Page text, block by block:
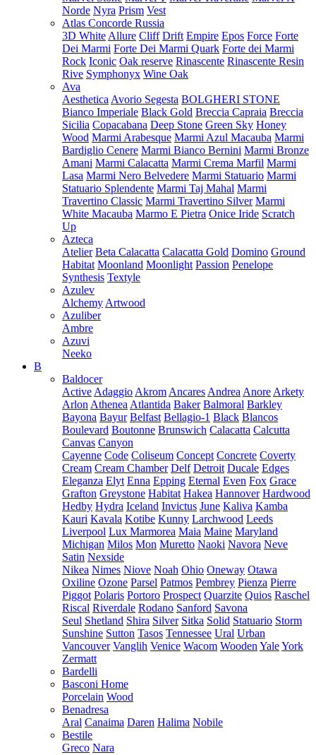
Norde Nyra Prism Vest
Atlas Concorde Russia
3D White Allure Cliff Drift Empire Epos Force Forte
Dei Marmi Forte Dei Marmi Quark Forte dei Marmi
Rock Iconic Oak reserve Rinascente Rinascente Resin
Rive Symphonyx Wine Oak
Ava
Aesthetica Avorio Segesta BOLGHERI STONE
Bianco Imperiale Black Gold Breccia Capraia Breccia
Sicilia Copacabana Deep Stone Green Sky Honey
Wood Marmi Arabesque Marmi Azul Macauba Marmi
Bardiglio Cenere Marmi Bianco Bernini Marmi Bronze
Amani Marmi Calacatta Marmi Crema Marfil Marmi
Lasa Marmi Nero Belvedere Marmi Statuario Marmi
Statuario Splendente Marmi Taj Mahal Marmi
Travertino Classic Marmi Travertino Silver Marmi
White Macauba Marmo E Pietra Onice Iride Scratch
Up
Azteca
Atelier Beta Calacatta Calacatta Gold Domino Ground
Habitat Moonland Moonlight Passion Penelope
Synthesis Textyle
Azulev
Alchemy Artwood
Azuliber
Ambre
Azuvi
Neeko
B
Baldocer
Active Adaggio Akrom Ancares Andrea Anore Arkety
Arlon Athenea Atlantida Baker Balmoral Barkley
Bayona Bayur Belfast Bellagio-1 Black Blancos
Boulevard Boutonne Brunswich Calacatta Calcutta
Canvas Canyon
Cayenne Code Coliseum Concept Concrete Coverty
Cream Cream Chamber Delf Detroit Ducale Edges
Eleganza Elyt Enna Epping Eternal Even Fox Grace
Grafton Greystone Habitat Hakea Hannover Hardwood
Hedby Hydra Iceland Invictus June Kaliva Kamba
Kauri Kavala Kotibe Kunny Larchwood Leeds
Liverpool Lux Marmorea Maia Maine Maryland
Michigan Milos Mon Muretto Naoki Navora Neve
Satin Nexside
Nikea Nimes Niove Noah Ohio Oneway Otawa
Oxiline Ozone Parsel Patmos Pembrey Pienza Pierre
Piggot Polaris Portoro Prospect Quarzite Quios Raschel
Riscal Riverdale Rodano Sanford Savona
Seul Shetland Shira Silver Sitka Solid Statuario Storm
Sunshine Sutton Tasos Tennessee Ural Urban
Vancouver Vanglih Venice Wacom Wooden YaleYork
Zermatt
Bardelli
Basconi Home
Porcelain Wood
Benadresa
Aral Canaima Daren Halima Nobile
Bestile
Greco Nara